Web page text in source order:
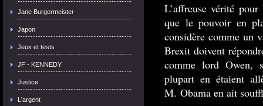
Jane Burgermeister
Japon
Jeux et tests
JF - KENNEDY
Justice
L'argent
L’affreuse vérité
que le pouvoir en
considère comme un
Brexit doivent
comme lord Owen,
plupart en étaient
M. Obama en ait